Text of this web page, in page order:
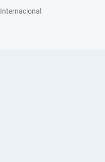
Internacional